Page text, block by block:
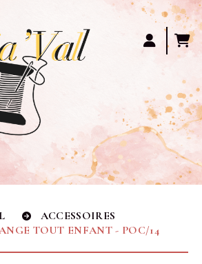
ACCESSOIRES
TOUT ENFANT - POC/14